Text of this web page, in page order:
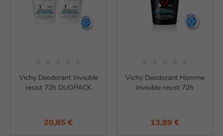
Vichy Deodorant Invisible
resist 72h DUOPACK
20,85 €
Vichy Deodorant Homme
Invisible resist 72h
13,89 €